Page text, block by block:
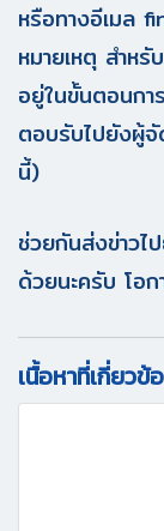
หรือทางอีเมล
หมายเหตุ สำห
อยู่ในขั้นตอนกา
ตอบรับไปยังผู้จั
นี้)
ช่วยกันส่งข่าวไ
ด้วยนะครับ โอ
เนื้อหาที่เกี่ยวข้